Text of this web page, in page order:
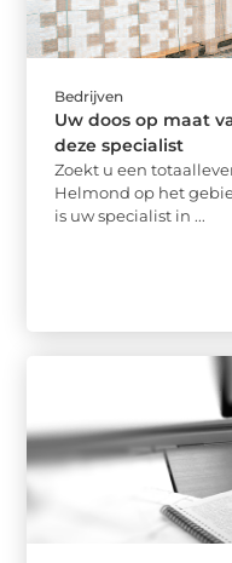
Bedrijven
Uw doos op maat
deze specialist
Zoekt u een
Helmond op het
is uw specialist in ...